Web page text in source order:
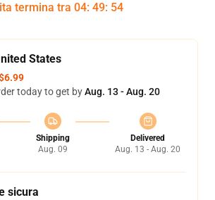
termina tra 04: 49: 54
States
today to get byAug. 13 - Aug. 20
Shipping
Aug. 09
Delivered
Aug. 13 - Aug. 20
sicura